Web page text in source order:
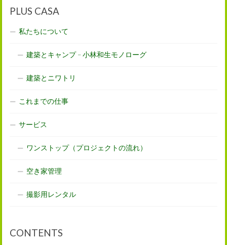
PLUS CASA
私たちについて
建築とキャンプ – 小林和生モノローグ
建築とニワトリ
これまでの仕事
サービス
ワンストップ（プロジェクトの流れ）
空き家管理
撮影用レンタル
CONTENTS